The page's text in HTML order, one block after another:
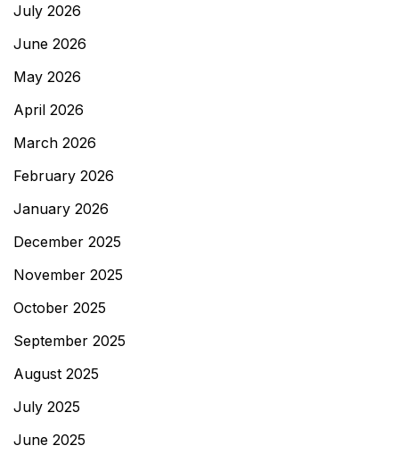
July 2026
June 2026
May 2026
April 2026
March 2026
February 2026
January 2026
December 2025
November 2025
October 2025
September 2025
August 2025
July 2025
June 2025